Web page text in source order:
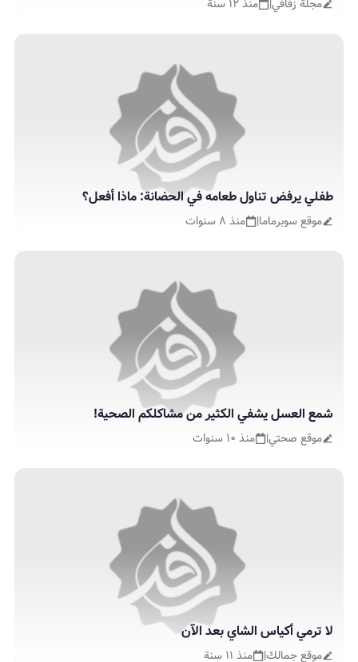
مجلة زفافي| منذ ١٢ سنة
طفلي يرفض تناول طعامه في الحضانة: ماذا أفعل؟
موقع سوبرماما| منذ ٨ سنوات
شمع العسل يشفي الكثير من مشاكلكم الصحية!
موقع صحتي| منذ ١٠ سنوات
لا ترمي أكياس الشاي بعد الآن
موقع جمالك| منذ ١١ سنة